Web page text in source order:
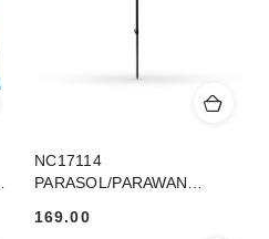
NC17114
PARASOL/PARAWAN
CM NIEBIESKI NILS
Cena:
169.00